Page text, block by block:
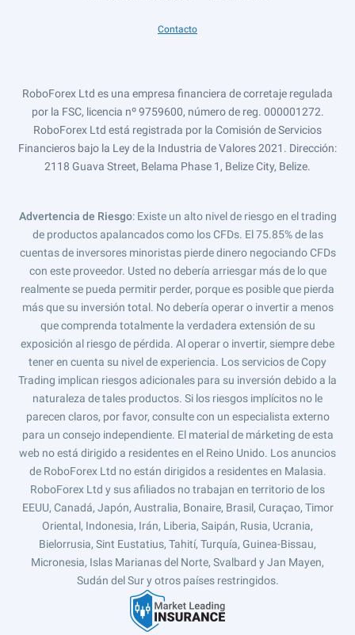
Contacto
RoboForex Ltd es una empresa financiera de corretaje regulada
por la FSC, licencia nº 9759600, número de reg. 000001272.
RoboForex Ltd está registrada por la Comisión de Servicios
Financieros bajo la Ley de la Industria de Valores 2021. Dirección:
2118 Guava Street, Belama Phase 1, Belize City, Belize.
Advertencia de Riesgo: Existe un alto nivel de riesgo en el trading
de productos apalancados como los CFDs. El 75.85% de las
cuentas de inversores minoristas pierde dinero negociando CFDs
con este proveedor. Usted no debería arriesgar más de lo que
realmente se pueda permitir perder, porque es posible que pierda
más que su inversión total. No debería operar o invertir a menos
que comprenda totalmente la verdadera extensión de su
exposición al riesgo de pérdida. Al operar o invertir, siempre debe
tener en cuenta su nivel de experiencia. Los servicios de Copy
Trading implican riesgos adicionales para su inversión debido a la
naturaleza de tales productos. Si los riesgos implícitos no le
parecen claros, por favor, consulte con un especialista externo
para un consejo independiente. El material de márketing de esta
web no está dirigido a residentes en el Reino Unido. Los anuncios
de RoboForex Ltd no están dirigidos a residentes en Malasia.
RoboForex Ltd y sus afiliados no trabajan en territorio de los
EEUU, Canadá, Japón, Australia, Bonaire, Brasil, Curaçao, Timor
Oriental, Indonesia, Irán, Liberia, Saipán, Rusia, Ucrania,
Bielorrusia, Sint Eustatius, Tahití, Turquía, Guinea-Bissau,
Micronesia, Islas Marianas del Norte, Svalbard y Jan Mayen,
Sudán del Sur y otros países restringidos.